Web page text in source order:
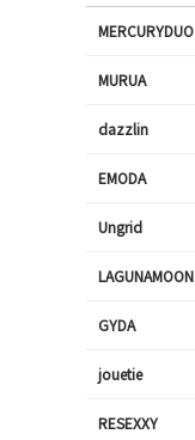
MERCURYDUO
MURUA
dazzlin
EMODA
Ungrid
LAGUNAMOON
GYDA
jouetie
RESEXXY